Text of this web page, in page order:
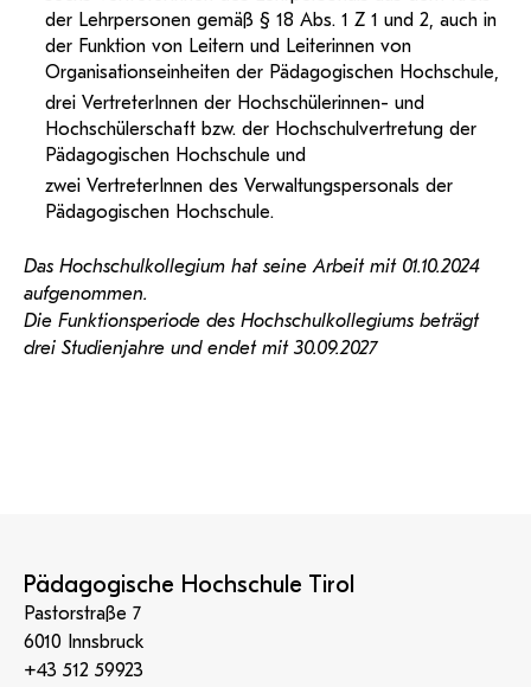
der Lehrpersonen gemäß § 18 Abs. 1 Z 1 und 2, auch in
der Funktion von Leitern und Leiterinnen von
Organisationseinheiten der Pädagogischen Hochschule,
drei VertreterInnen der Hochschülerinnen- und
Hochschülerschaft bzw. der Hochschulvertretung der
Pädagogischen Hochschule und
zwei VertreterInnen des Verwaltungspersonals der
Pädagogischen Hochschule.
Das Hochschulkollegium hat seine Arbeit mit 01.10.2024
aufgenommen.
Die Funktionsperiode des Hochschulkollegiums beträgt
drei Studienjahre und endet mit 30.09.2027
Pädagogische Hochschule Tirol
Pastorstraße 7
6010 Innsbruck
+43 512 59923